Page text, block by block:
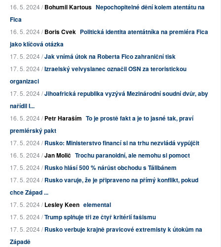
16. 5. 2024 /Bohumil Kartous Nepochopitelné dění kolem atentátu na
Fica
16. 5. 2024 /Boris Cvek Politická identita atentátníka na premiéra Fica
jako klíčová otázka
17. 5. 2024 /Jak vnímá útok na Roberta Fico zahraniční tisk
17. 5. 2024 /Izraelský velvyslanec označil OSN za teroristickou
organizaci
17. 5. 2024 /Jihoafrická republika vyzývá Mezinárodní soudní dvůr, aby
nařídil I...
16. 5. 2024 /Petr Haraším To je prostě fakt a je to jasné tak, praví
premiérský pakt
17. 5. 2024 /Rusko: Ministerstvo financí si na trhu nezvládá vypůjčit
16. 5. 2024 /Jan Molič Trochu paranoidní, ale nemohu si pomoct
17. 5. 2024 /Rusko hlásí 500 % nárůst obchodu s Tálibánem
17. 5. 2024 /Rusko varuje, že je připraveno na přímý konflikt, pokud
chce Západ ...
17. 5. 2024 /Lesley Keen elemental
17. 5. 2024 /Trump splňuje tři ze čtyř kritérií fašismu
17. 5. 2024 /Rusko verbuje krajně pravicové extremisty k útokům na
Západě